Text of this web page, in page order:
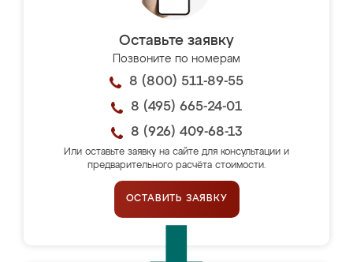
Оставьте заявку
Позвоните по номерам
8 (800) 511-89-55
8 (495) 665-24-01
8 (926) 409-68-13
Или оставьте заявку на сайте для консультации и
предварительного расчёта стоимости.
ОСТАВИТЬ ЗАЯВКУ